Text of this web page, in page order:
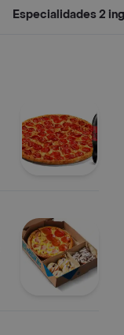
Especialidades 2